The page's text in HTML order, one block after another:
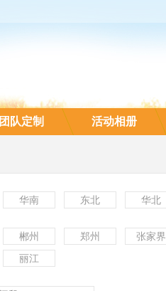
团队定制 活动相册
华南 东北 华北
郴州 郑州 张家界
丽江